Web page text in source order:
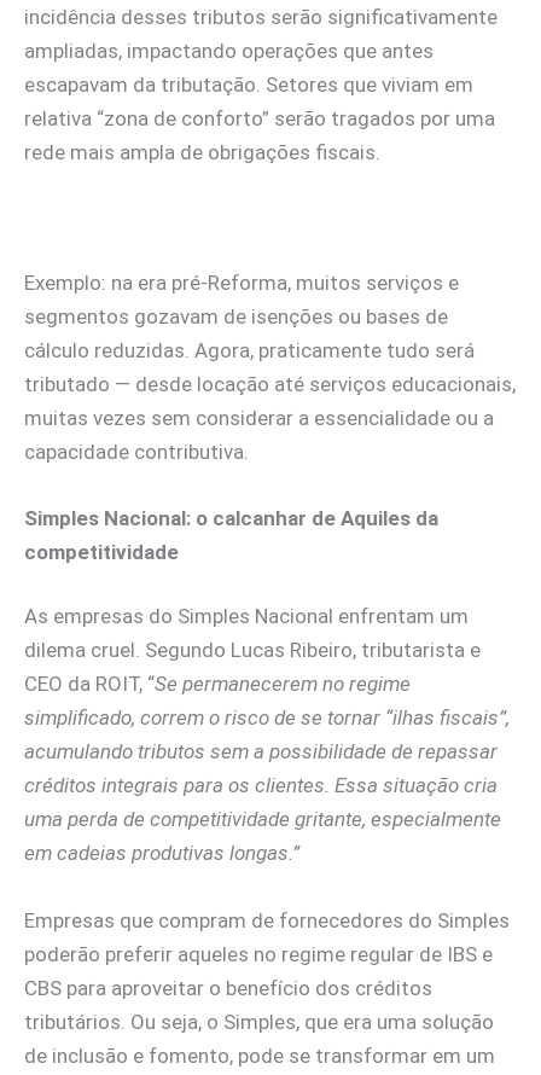
incidência desses tributos serão significativamente
ampliadas, impactando operações que antes
escapavam da tributação. Setores que viviam em
relativa “zona de conforto” serão tragados por uma
rede mais ampla de obrigações fiscais.
Exemplo: na era pré-Reforma, muitos serviços e
segmentos gozavam de isenções ou bases de
cálculo reduzidas. Agora, praticamente tudo será
tributado — desde locação até serviços educacionais,
muitas vezes sem considerar a essencialidade ou a
capacidade contributiva.
Simples Nacional: o calcanhar de Aquiles da
competitividade
As empresas do Simples Nacional enfrentam um
dilema cruel. Segundo Lucas Ribeiro, tributarista e
CEO da ROIT, “Se permanecerem no regime
simplificado, correm o risco de se tornar “ilhas fiscais”,
acumulando tributos sem a possibilidade de repassar
créditos integrais para os clientes. Essa situação cria
uma perda de competitividade gritante, especialmente
em cadeias produtivas longas.”
Empresas que compram de fornecedores do Simples
poderão preferir aqueles no regime regular de IBS e
CBS para aproveitar o benefício dos créditos
tributários. Ou seja, o Simples, que era uma solução
de inclusão e fomento, pode se transformar em um